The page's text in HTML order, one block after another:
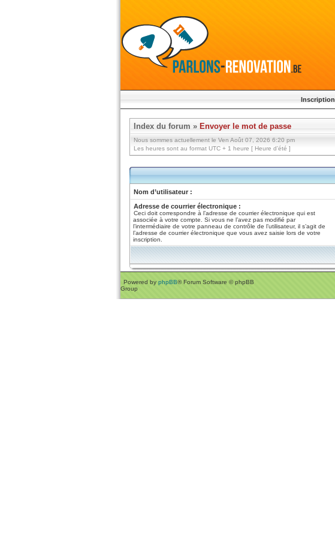
Inscription
Index du forum » Envoyer le mot de passe
Nous sommes actuellement le Ven Août 07, 2026 6:20 pm
Les heures sont au format UTC + 1 heure [ Heure d’été ]
Nom d’utilisateur :
Adresse de courrier électronique :
Ceci doit correspondre à l’adresse de courrier électronique qui est
associée à votre compte. Si vous ne l’avez pas modifié par
l’intermédiaire de votre panneau de contrôle de l’utilisateur, il s’agit de
l’adresse de courrier électronique que vous avez saisie lors de votre
inscription.
Powered by phpBB® Forum Software © phpBB
Group